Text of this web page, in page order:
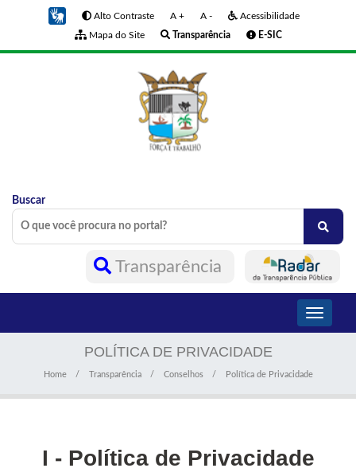
Alto Contraste A + A -
Acessibilidade
Mapa do Site
Transparência E-SIC
Buscar
Transparência
Toggle
POLÍTICA DE PRIVACIDADE
Home Transparência Conselhos Política de Privacidade
I - Política de Privacidade